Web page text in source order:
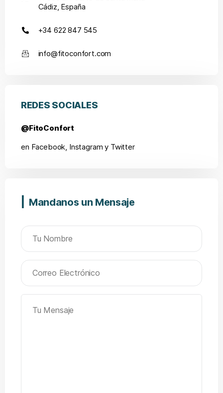
Cádiz, España
+34 622 847 545
info@fitoconfort.com
REDES SOCIALES
@FitoConfort
en Facebook, Instagram y Twitter
Mandanos un Mensaje